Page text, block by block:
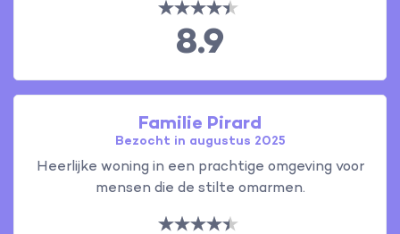
8.9
Familie Pirard
Bezocht in augustus 2025
Heerlijke woning in een prachtige omgeving voor
mensen die de stilte omarmen.